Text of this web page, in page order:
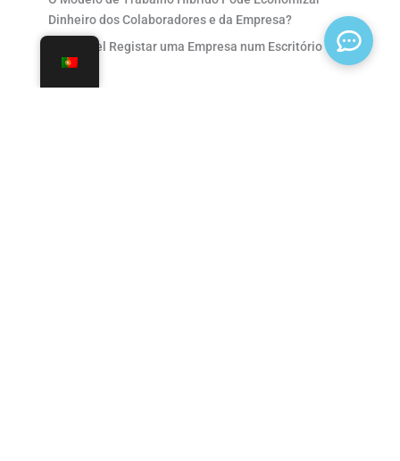
Dinheiro dos Colaboradores e da Empresa?
É Possível Registar uma Empresa num Escritório
Virtual?